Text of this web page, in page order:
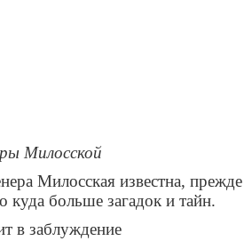
Милосской
Милосская известна, прежде
куда больше загадок и тайн.
в заблуждение